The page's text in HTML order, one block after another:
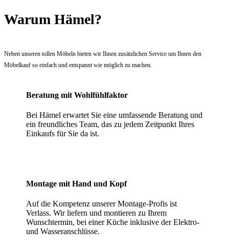
Warum Hämel?
Neben unseren tollen Möbeln bieten wir Ihnen zusätzlichen Service um Ihnen den
Möbelkauf so einfach und entspannt wie möglich zu machen.
Beratung mit Wohlfühlfaktor
Bei Hämel erwartet Sie eine umfassende Beratung und
ein freundliches Team, das zu jedem Zeitpunkt Ihres
Einkaufs für Sie da ist.
Montage mit Hand und Kopf
Auf die Kompetenz unserer Montage-Profis ist
Verlass. Wir liefern und montieren zu Ihrem
Wunschtermin, bei einer Küche inklusive der Elektro-
und Wasseranschlüsse.